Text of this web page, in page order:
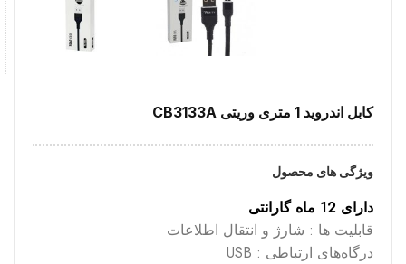
کابل اندروید 1 متری وریتی CB3133A
ویژگی های محصول
دارای 12 ماه گارانتی
قابلیت ها : شارژ و انتقال اطلاعات
درگاه‌های ارتباطی : USB